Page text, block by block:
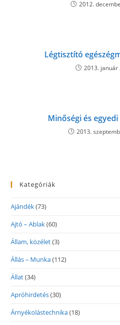
2012.
Légtisztító
2013. január
Minőségi és
2013.
Kategóriák
Ajándék(73)
Ajtó – Ablak(60)
Állam, közélet(3)
Állás – Munka(112)
Állat(34)
Apróhirdetés(30)
Árnyékolástechnika(18)